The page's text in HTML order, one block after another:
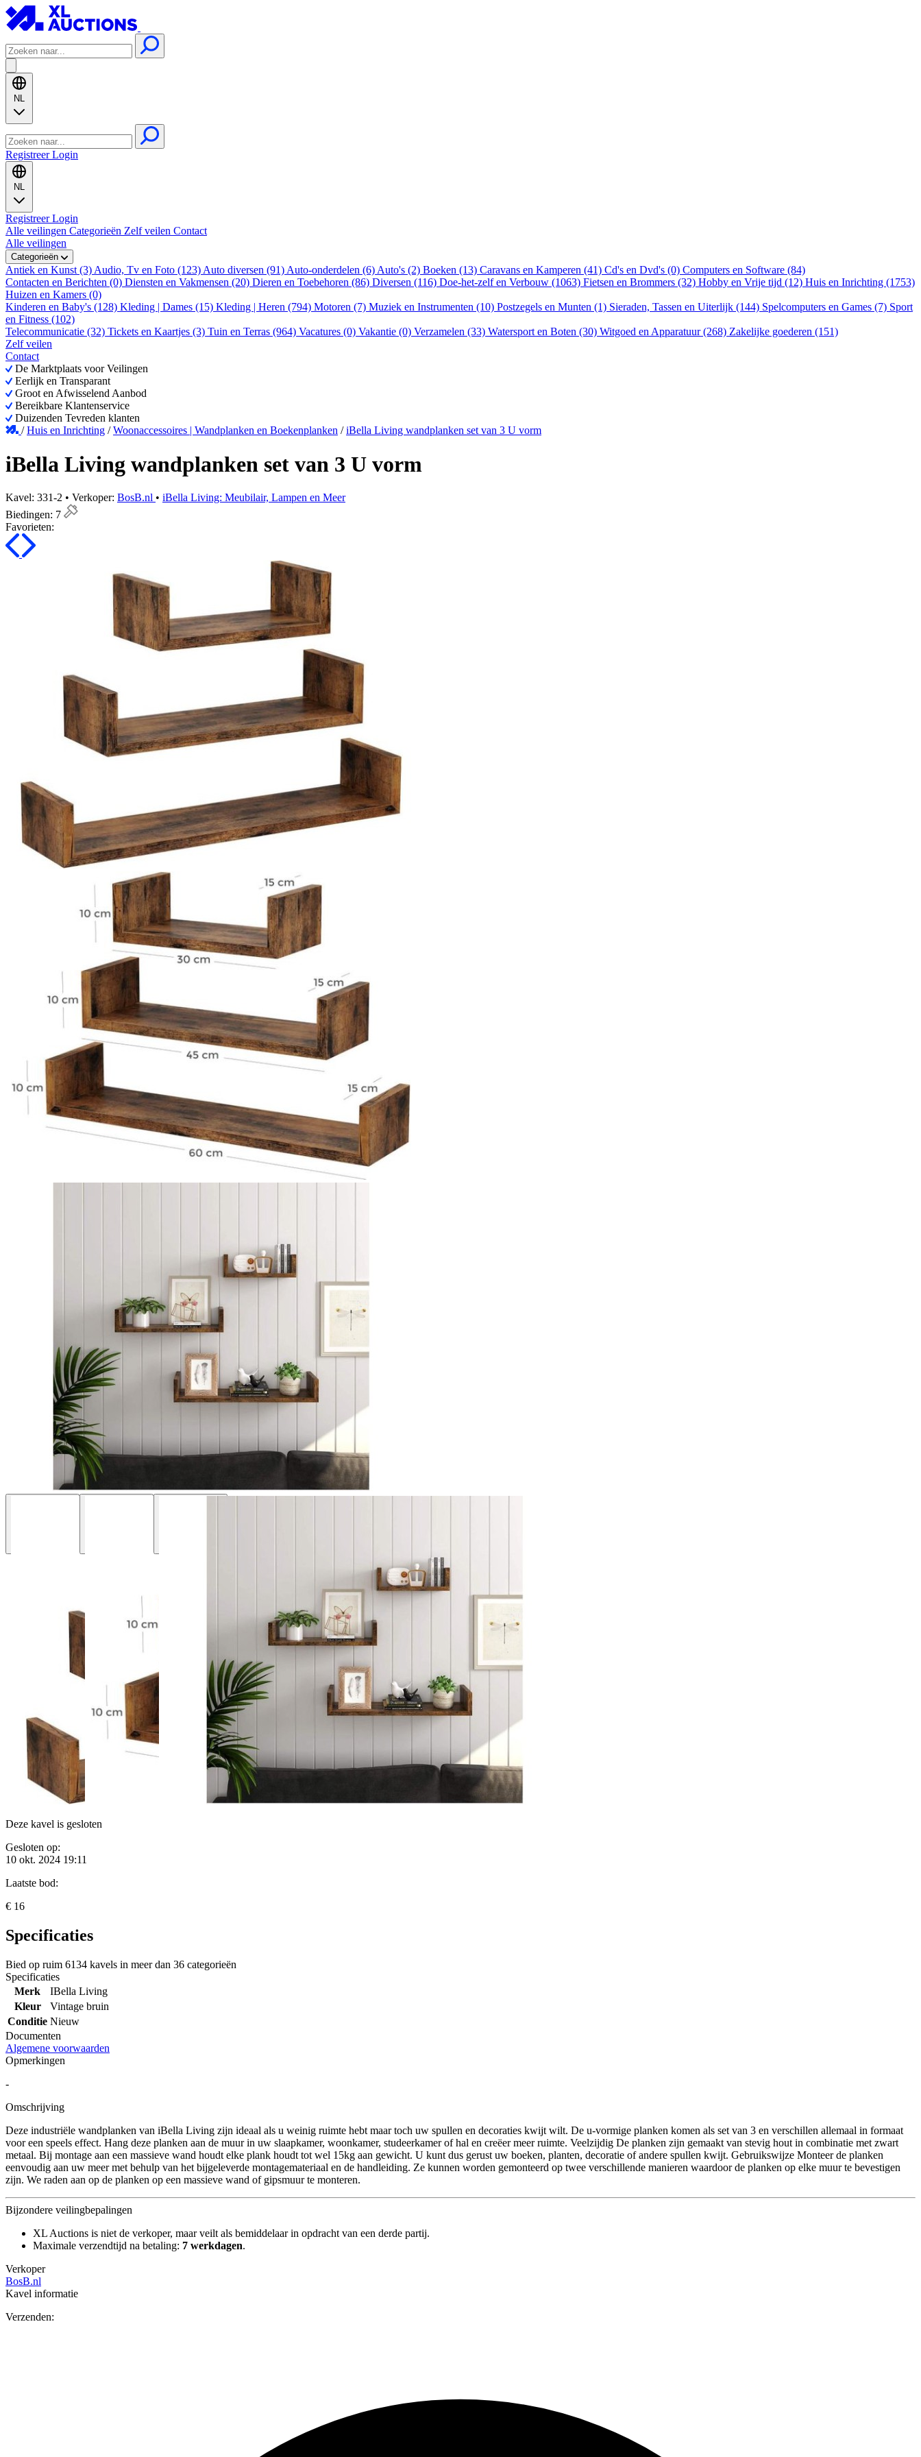
NL
RegistreerLogin
NL
RegistreerLogin
Alle veilingen Categorieën Zelf veilen Contact
Alle veilingen
Categorieën
Antiek en Kunst (3) Audio, Tv en Foto (123) Auto diversen (91) Auto-onderdelen (6) Auto's (2) Boeken (13) Caravans en Kamperen (41) Cd's en Dvd's (0) Computers en Software (84)
Contacten en Berichten (0) Diensten en Vakmensen (20) Dieren en Toebehoren (86) Diversen (116) Doe-het-zelf en Verbouw (1063) Fietsen en Brommers (32) Hobby en Vrije tijd (12) Huis en Inrichting (1753)
Huizen en Kamers (0)
Kinderen en Baby's (128) Kleding | Dames (15) Kleding | Heren (794) Motoren (7) Muziek en Instrumenten (10) Postzegels en Munten (1) Sieraden, Tassen en Uiterlijk (144) Spelcomputers en Games (7) Sport
en Fitness (102)
Telecommunicatie (32) Tickets en Kaartjes (3) Tuin en Terras (964) Vacatures (0) Vakantie (0) Verzamelen (33) Watersport en Boten (30) Witgoed en Apparatuur (268) Zakelijke goederen (151)
Zelf veilen
Contact
De Marktplaats voor Veilingen
Eerlijk en Transparant
Groot en Afwisselend Aanbod
Bereikbare Klantenservice
Duizenden Tevreden klanten
/Huis en Inrichting /Woonaccessoires | Wandplanken en Boekenplanken /iBella Living wandplanken set van 3 U vorm
iBella Living wandplanken set van 3 U vorm
Kavel: 331-2 • Verkoper: BosB.nl • iBella Living: Meubilair, Lampen en Meer
Biedingen: 7
Favorieten:
Deze kavel is gesloten
Gesloten op:
10 okt. 2024 19:11
Laatste bod:
€ 16
Specificaties
Bied op ruim 6134 kavels in meer dan 36 categorieën
Specificaties
Merk
IBella Living
Kleur
Vintage bruin
Conditie Nieuw
Documenten
Algemene voorwaarden
Opmerkingen
-
Omschrijving
Deze industriële wandplanken van iBella Living zijn ideaal als u weinig ruimte hebt maar toch uw spullen en decoraties kwijt wilt. De u-vormige planken komen als set van 3 en verschillen allemaal in formaat
voor een speels effect. Hang deze planken aan de muur in uw slaapkamer, woonkamer, studeerkamer of hal en creëer meer ruimte. Veelzijdig De planken zijn gemaakt van stevig hout in combinatie met zwart
metaal. Bij montage aan een massieve wand houdt elke plank houdt tot wel 15kg aan gewicht. U kunt dus gerust uw boeken, planten, decoratie of andere spullen kwijt. Gebruikswijze Monteer de planken
eenvoudig aan uw meer met behulp van het bijgeleverde montagemateriaal en de handleiding. Ze kunnen worden gemonteerd op twee verschillende manieren waardoor de planken op elke muur te bevestigen
zijn. We raden aan op de planken op een massieve wand of gipsmuur te monteren.
Bijzondere veilingbepalingen
XL Auctions is niet de verkoper, maar veilt als bemiddelaar in opdracht van een derde partij.
Maximale verzendtijd na betaling: 7 werkdagen.
Verkoper
BosB.nl
Kavel informatie
Verzenden: